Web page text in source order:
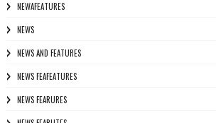
NEWAFEATURES
NEWS
NEWS AND FEATURES
NEWS FEAFEATURES
NEWS FEARURES